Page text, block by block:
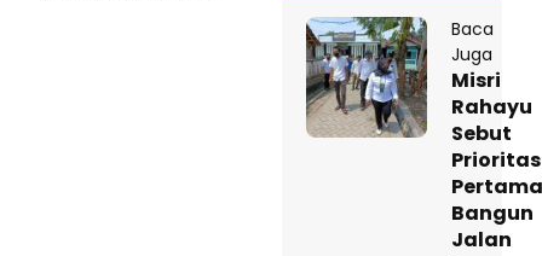
Baca
Juga
Misri
Rahayu
Sebut
Prioritas
Pertama
Bangun
Jalan